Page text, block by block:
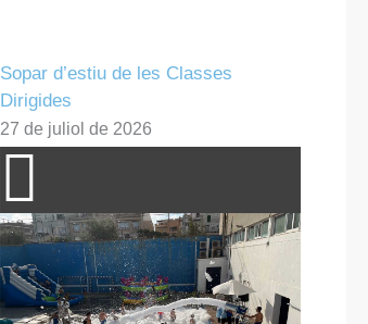
Sopar d’estiu de les Classes
Dirigides
27 de juliol de 2026